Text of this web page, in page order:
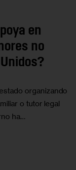
en
no
organizando
o tutor legal
ha…